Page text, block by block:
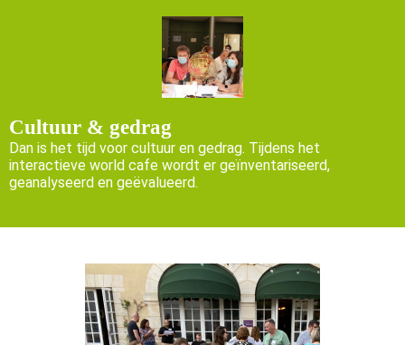
Cultuur & gedrag
Dan is het tijd voor cultuur en gedrag. Tijdens het
interactieve world cafe wordt er geïnventariseerd,
geanalyseerd en geëvalueerd.